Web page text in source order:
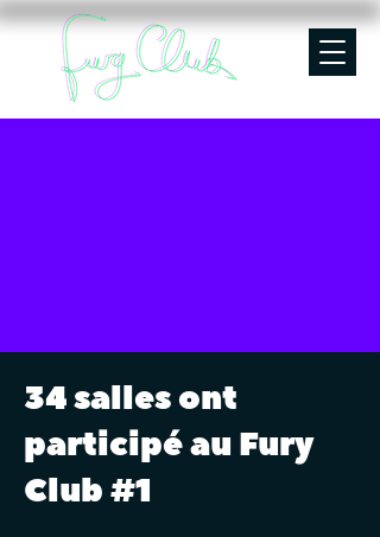
34 salles ont
participé au Fury
Club #1